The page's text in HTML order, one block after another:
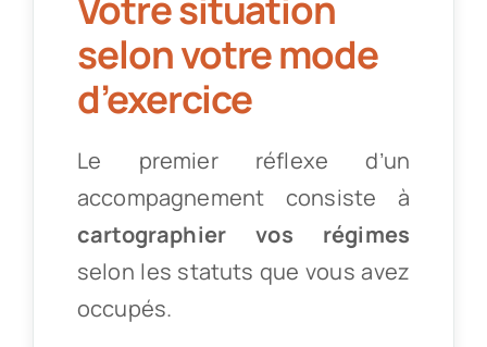
selon votre mode
d’exercice
Le premier réflexe d’un
accompagnement consiste à
cartographier vos régimes
selon les statuts que vous avez
occupés.